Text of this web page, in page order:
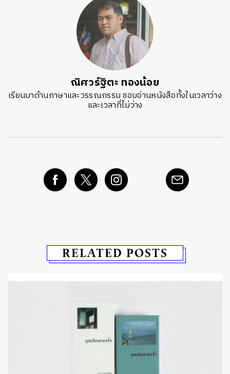
ณิศวร์ฐิตะ ทองน้อย
เรียนมาด้านภาษาและวรรณกรรม ชอบอ่านหนังสือทั้งในเวลาว่าง
และเวลาที่ไม่ว่าง
RELATED POSTS